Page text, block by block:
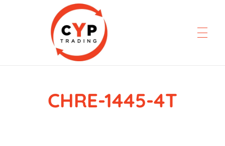
CYP Trading
Professionelle Ersatzteilbeschaffung
CHRE-1445-4T